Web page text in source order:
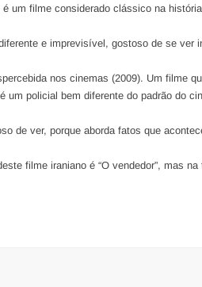
é um filme considerado clássico na
e imprevisível, gostoso de se ver
nos cinemas (2009). Um filme
um policial bem diferente do padrão do
de ver, porque aborda fatos que
filme iraniano é “O vendedor”, mas